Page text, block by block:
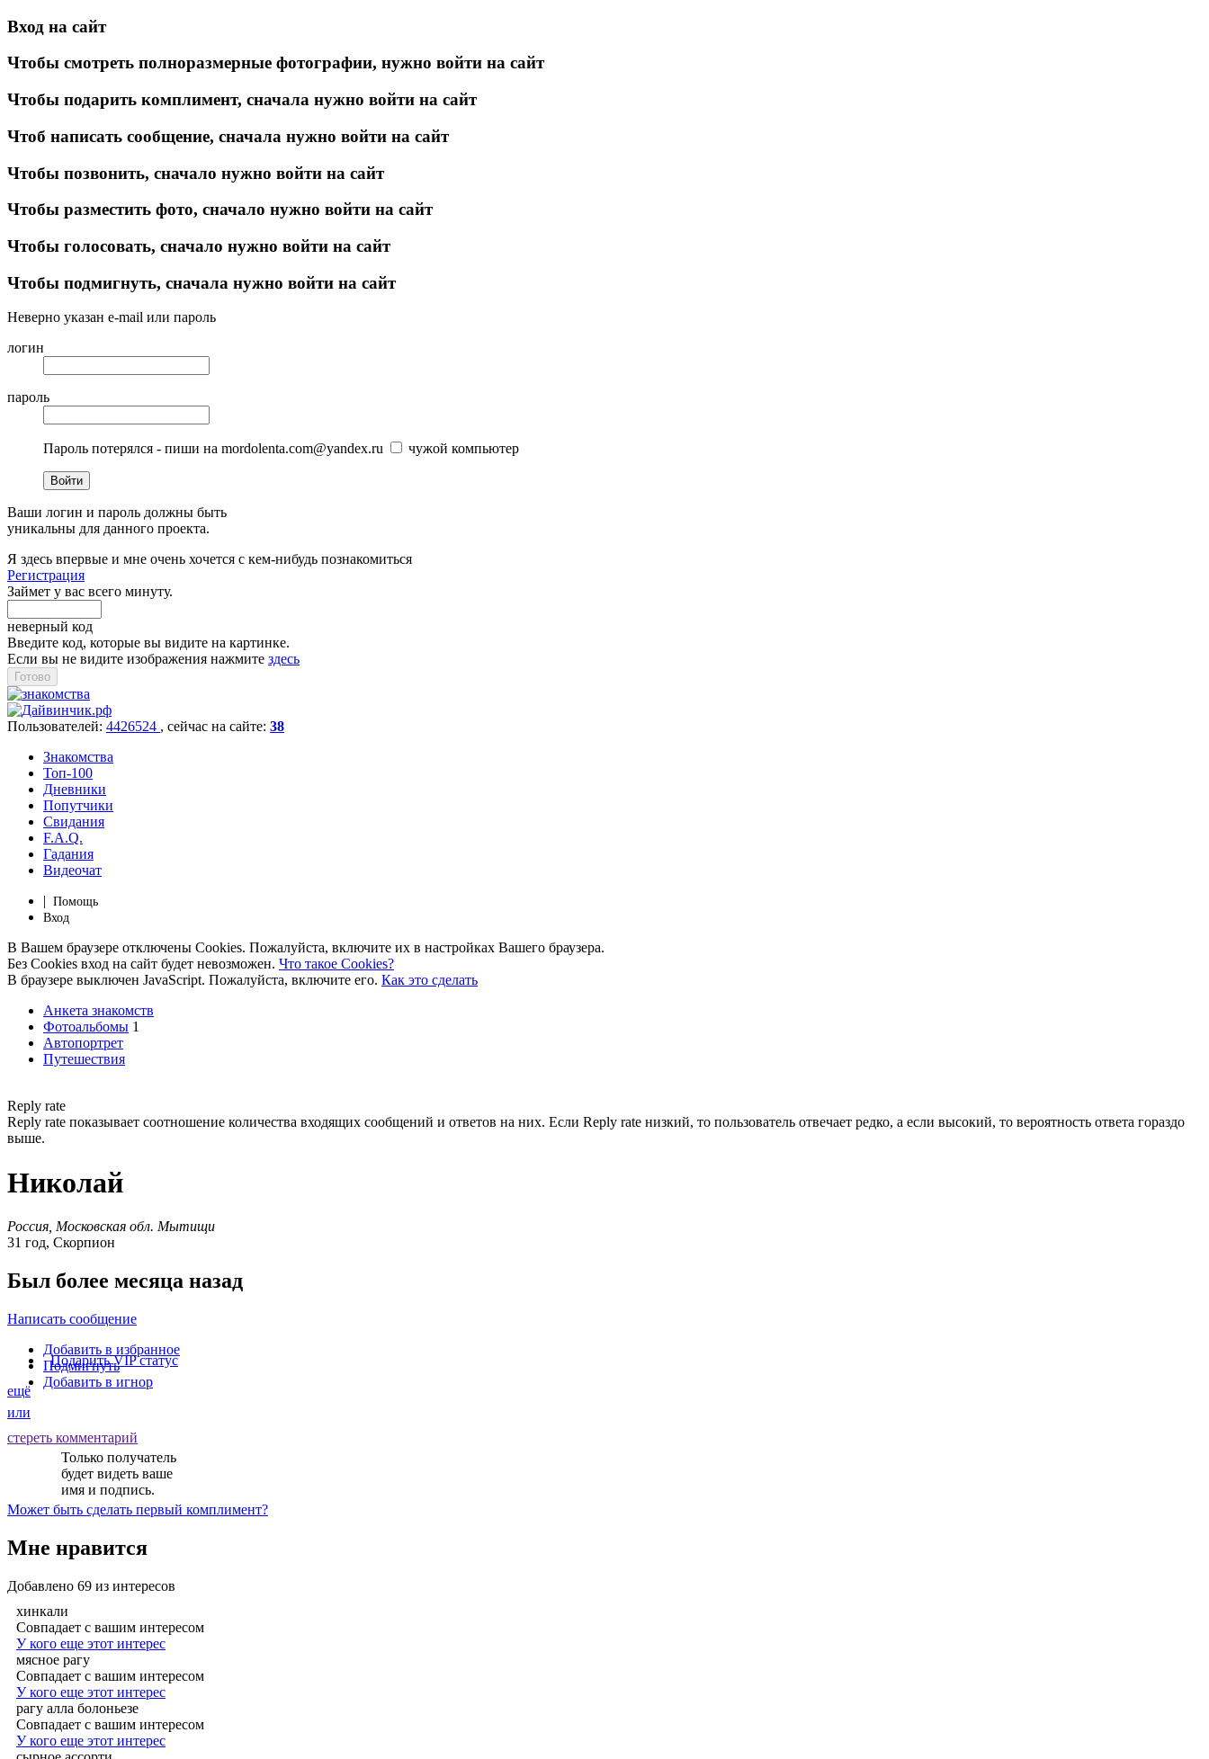
Вход на сайт
Чтобы смотреть полноразмерные фотографии, нужно войти на сайт
Чтобы подарить комплимент, сначала нужно войти на сайт
Чтоб написать сообщение, сначала нужно войти на сайт
Чтобы позвонить, сначало нужно войти на сайт
Чтобы разместить фото, сначало нужно войти на сайт
Чтобы голосовать, сначало нужно войти на сайт
Чтобы подмигнуть, сначала нужно войти на сайт
Неверно указан e-mail или пароль
логин
пароль
Пароль потерялся - пиши на mordolenta.com@yandex.ru чужой компьютер
Войти
Ваши логин и пароль должны быть
уникальны для данного проекта.
Я здесь впервые и мне очень хочется с кем-нибудь познакомиться
Регистрация
Займет у вас всего минуту.
неверный код
Введите код, которые вы видите на картинке.
Если вы не видите изображения нажмите здесь
Пользователей: 4426524 , cейчас на сайте: 38
Знакомства
Топ-100
Дневники
Попутчики
Свидания
F.A.Q.
Гадания
Видеочат
Помощь
Вход
В Вашем браузере отключены Cookies. Пожалуйста, включите их в настройках Вашего браузера.
Без Cookies вход на сайт будет невозможен. Что такое Cookies?
В браузере выключен JavaScript. Пожалуйста, включите его. Как это сделать
Анкета знакомств
Фотоальбомы 1
Автопортрет
Путешествия
Reply rate
Reply rate показывает соотношение количества входящих сообщений и ответов на них. Если Reply rate низкий, то пользователь отвечает редко, а если высокий, то вероятность ответа гораздо
выше.
Николай
Россия, Московская обл. Мытищи
31 год, Скорпион
Был более месяца назад
Написать сообщение
Добавить в избранное
Подмигнуть
Добавить в игнор
или
Подарить VIP статус
ещё
стереть комментарий
Только получатель
будет видеть ваше
имя и подпись.
Может быть сделать первый комплимент?
Мне нравится
Добавлено 69 из интересов
хинкали
Совпадает с вашим интересом
У кого еще этот интерес
мясное рагу
Совпадает с вашим интересом
У кого еще этот интерес
рагу алла болоньезе
Совпадает с вашим интересом
У кого еще этот интерес